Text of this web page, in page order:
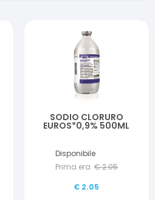
SODIO CLORURO
EUROS*0,9% 500ML
Disponibile
Prima era: €2.05
€ 2.05